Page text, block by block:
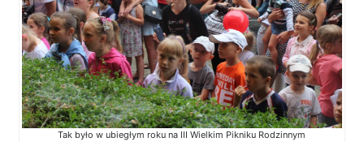
Tak było w ubiegłym roku na III Wielkim Pikniku Rodzinnym